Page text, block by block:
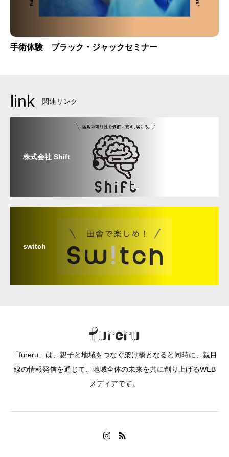
手術体験 ブラック・ジャックセミナー
link 関連リンク
株式会社 Shift
switch
「fureru」は、親子と地域をつなぐ架け橋となると同時に、親目
線の情報発信を通じて、地域全体の未来を共に創り上げるWEB
メディアです。